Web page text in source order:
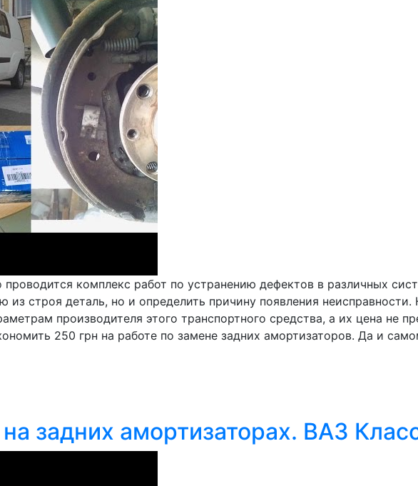
комплекс работ по устранению дефектов в различных
строя деталь, но и определить причину появления
производителя этого транспортного средства, а их цена не
250 грн на работе по замене задних амортизаторов. Да и
задних амортизаторах. ВАЗ